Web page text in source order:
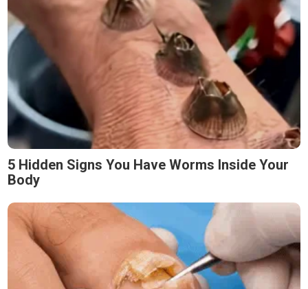
5 Hidden Signs You Have Worms Inside Your
Body